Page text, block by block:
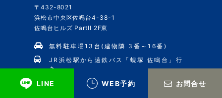
LINE WEB予約 お問合せ
〒432-8021
浜松市中央区佐鳴台4-38-1
佐鳴台ヒルズ PartII 2F東
無料駐車場13台(建物隣 3番～16番)
JR浜松駅から遠鉄バス「蜆塚 佐鳴台」行
き
「佐鳴台4丁目」バス停下車すぐ